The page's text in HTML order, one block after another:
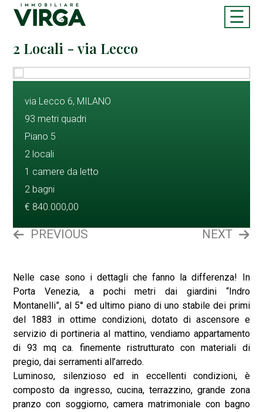
☰
2 Locali - via Lecco
via Lecco 6, MILANO
93 metri quadri
Piano 5
2 locali
1 camere da letto
2 bagni
€ 840.000,00
PREVIOUS NEXT
Nelle case sono i dettagli che fanno la differenza! In
Porta Venezia, a pochi metri dai giardini “Indro
Montanelli”, al 5° ed ultimo piano di uno stabile dei primi
del 1883 in ottime condizioni, dotato di ascensore e
servizio di portineria al mattino, vendiamo appartamento
di 93 mq ca. finemente ristrutturato con materiali di
pregio, dai serramenti all’arredo.
Luminoso, silenzioso ed in eccellenti condizioni, è
composto da ingresso, cucina, terrazzino, grande zona
pranzo con soggiorno, camera matrimoniale con bagno